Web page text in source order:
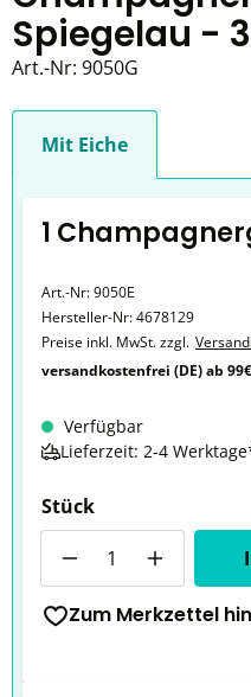
Spiegelau -
Art.-Nr: 9050G
Mit Eiche
1
Art.-Nr:9050E
Hersteller-Nr:4678129
Preise inkl. MwSt. zzgl.
versandkostenfrei (DE) ab
Verfügbar
Lieferzeit: 2-4
Stück
Zum Merkzettel